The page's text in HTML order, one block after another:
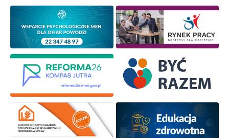
Zapisuję się